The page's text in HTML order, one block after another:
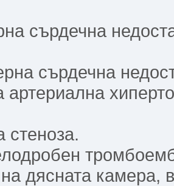
сърдечна
сърдечна
артериална
стеноза.
дясната камера,